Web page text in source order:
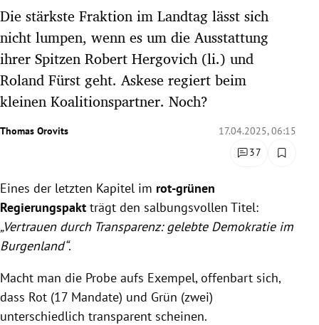
Untermenü
Untermenü
Untermenü
Untermenü
Die stärkste Fraktion im Landtag lässt sich
nicht lumpen, wenn es um die Ausstattung
ihrer Spitzen Robert Hergovich (li.) und
Roland Fürst geht. Askese regiert beim
kleinen Koalitionspartner. Noch?
Thomas Orovits
17.04.2025, 06:15
37
Eines der letzten Kapitel im rot-grünen
Regierungspakt trägt den salbungsvollen Titel:
„Vertrauen durch Transparenz: gelebte Demokratie im
Burgenland“.
Macht man die Probe aufs Exempel, offenbart sich,
dass Rot (17 Mandate) und Grün (zwei)
unterschiedlich transparent scheinen.